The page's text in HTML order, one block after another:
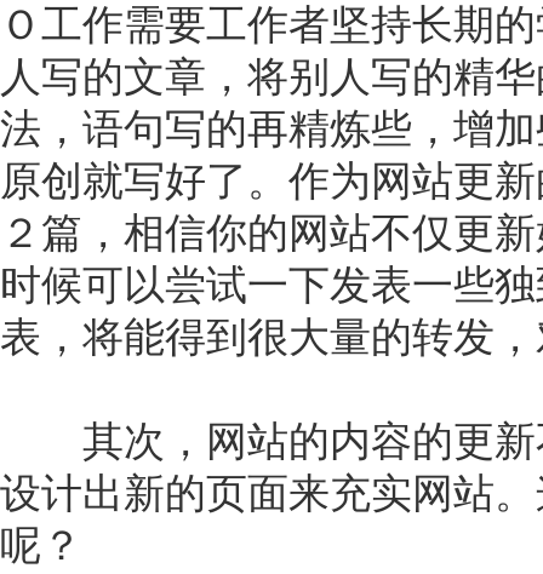
Ｏ工作需要工作者坚持长期
人写的文章，将别人写的精
法，语句写的再精炼些，增
原创就写好了。作为网站更
２篇，相信你的网站不仅更
时候可以尝试一下发表一些
表，将能得到很大量的转发
其次，网站的内容的更新
设计出新的页面来充实网站
呢？